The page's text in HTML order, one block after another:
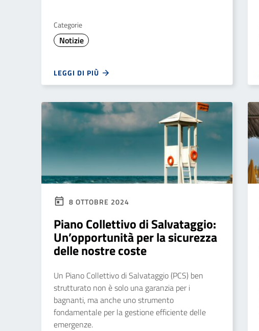
Categorie
Notizie
LEGGI DI PIÙ
8 OTTOBRE 2024
Piano Collettivo di Salvataggio:
Un’opportunità per la sicurezza
delle nostre coste
Un Piano Collettivo di Salvataggio (PCS) ben
strutturato non è solo una garanzia per i
bagnanti, ma anche uno strumento
fondamentale per la gestione efficiente delle
emergenze.